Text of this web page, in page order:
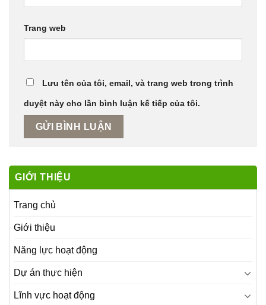
GIỚI THIỆU
Trang chủ
Giới thiệu
Năng lực hoạt động
Dự án thực hiện
Lĩnh vực hoạt động
Trang web
Lưu tên của tôi, email, và trang web trong trình
duyệt này cho lần bình luận kế tiếp của tôi.